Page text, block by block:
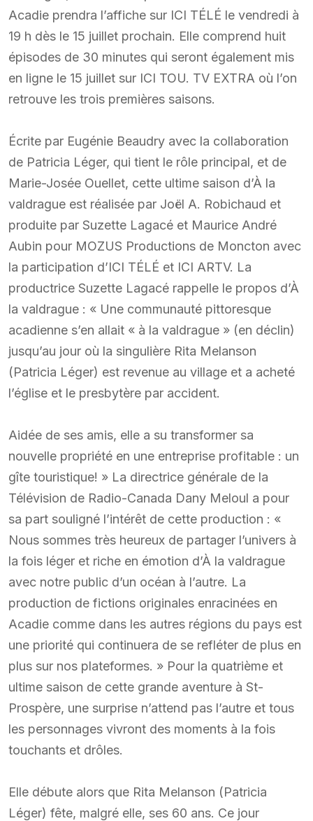
Acadie prendra l’affiche sur ICI TÉLÉ le vendredi à
19 h dès le 15 juillet prochain. Elle comprend huit
épisodes de 30 minutes qui seront également mis
en ligne le 15 juillet sur ICI TOU. TV EXTRA où l’on
retrouve les trois premières saisons.
Écrite par Eugénie Beaudry avec la collaboration
de Patricia Léger, qui tient le rôle principal, et de
Marie-Josée Ouellet, cette ultime saison d’À la
valdrague est réalisée par Joël A. Robichaud et
produite par Suzette Lagacé et Maurice André
Aubin pour MOZUS Productions de Moncton avec
la participation d’ICI TÉLÉ et ICI ARTV. La
productrice Suzette Lagacé rappelle le propos d’À
la valdrague : « Une communauté pittoresque
acadienne s’en allait « à la valdrague » (en déclin)
jusqu’au jour où la singulière Rita Melanson
(Patricia Léger) est revenue au village et a acheté
l’église et le presbytère par accident.
Aidée de ses amis, elle a su transformer sa
nouvelle propriété en une entreprise profitable : un
gîte touristique! » La directrice générale de la
Télévision de Radio-Canada Dany Meloul a pour
sa part souligné l’intérêt de cette production : «
Nous sommes très heureux de partager l’univers à
la fois léger et riche en émotion d’À la valdrague
avec notre public d’un océan à l’autre. La
production de fictions originales enracinées en
Acadie comme dans les autres régions du pays est
une priorité qui continuera de se refléter de plus en
plus sur nos plateformes. » Pour la quatrième et
ultime saison de cette grande aventure à St-
Prospère, une surprise n’attend pas l’autre et tous
les personnages vivront des moments à la fois
touchants et drôles.
Elle débute alors que Rita Melanson (Patricia
Léger) fête, malgré elle, ses 60 ans. Ce jour